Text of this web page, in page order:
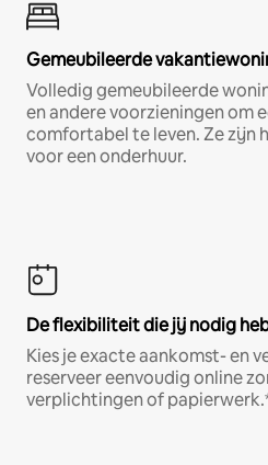
Gemeubileerde
Volledig gemeubileerde
en andere voorzieningen om
comfortabel te leven. Ze zijn
voor een onderhuur.
De flexibiliteit die jij nodig
Kies je exacte aankomst- en
reserveer eenvoudig online
verplichtingen of